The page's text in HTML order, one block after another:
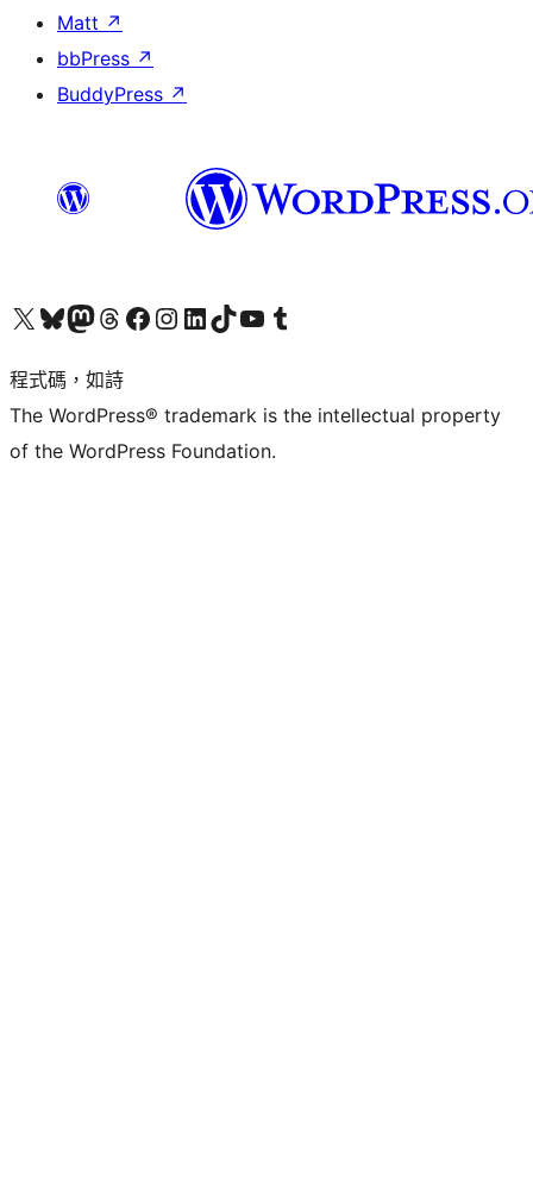
Matt ↗
bbPress ↗
BuddyPress ↗
查看我們的 X (之前的 Twitter) 帳號造訪我們的 Bluesky 帳號造訪我們的 Mastodon 帳號造訪我們的 Threads 帳號 造訪我們的 Facebook 粉絲專頁Visit our Instagram account
Visit our LinkedIn account
造訪我們的 TikTok 帳號Visit our YouTube channel
造訪我們的 Tumblr 帳號
程式碼，如詩
The WordPress® trademark is the intellectual property
of the WordPress Foundation.